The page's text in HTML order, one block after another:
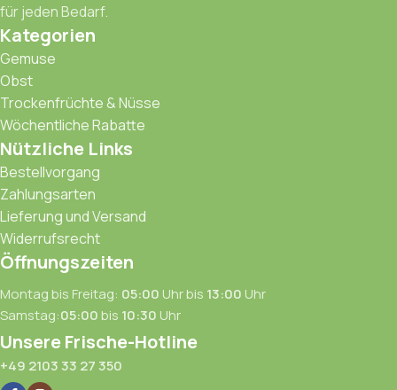
für jeden Bedarf.
Kategorien
Gemuse
Obst
Trockenfrüchte & Nüsse
Wöchentliche Rabatte
Nützliche Links
Bestellvorgang
Zahlungsarten
Lieferung und Versand
Widerrufsrecht
Öffnungszeiten
Montag bis Freitag: 05:00 Uhr bis 13:00 Uhr
Samstag:05:00bis 10:30 Uhr
Unsere Frische-Hotline
+49 2103 33 27 350